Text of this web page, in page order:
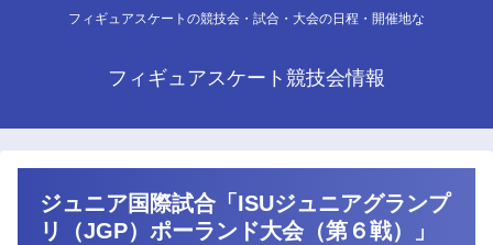
フィギュアスケートの競技会・試合・大会の日程・開催地な
フィギュアスケート競技会情報
ジュニア国際試合「ISUジュニアグランプ
リ（JGP）ポーランド大会（第６戦）」